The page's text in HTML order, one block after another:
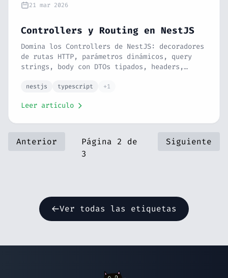
21 mar 2026
Controllers y Routing en NestJS
Domina los Controllers de NestJS: decoradores
de rutas HTTP, parámetros dinámicos, query
strings, body con DTOs tipados, headers,
rutas de tu API como un profesional. Serie
nestjs typescript +1
Leer artículo
Anterior
Página 2 de
3
Siguiente
Ver todas las etiquetas